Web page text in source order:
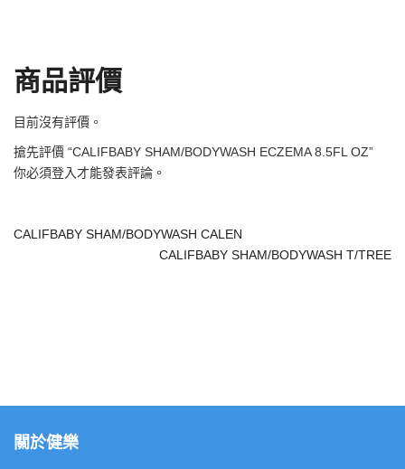
商品評價
目前沒有評價。
搶先評價 “CALIFBABY SHAM/BODYWASH ECZEMA 8.5FL OZ”
你必須登入才能發表評論。
CALIFBABY SHAM/BODYWASH CALEN
CALIFBABY SHAM/BODYWASH T/TREE
關於健樂